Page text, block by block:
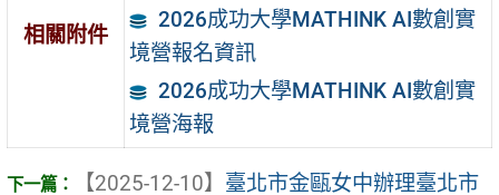
相關附件
2026成功大學MATHINK AI數創實
境營報名資訊
2026成功大學MATHINK AI數創實
境營海報
【2025-12-10】 臺北市金甌女中辦理臺北市